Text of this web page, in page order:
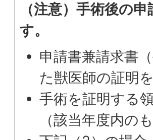
（注意）手術後の
す。
申請書兼請求書
た獣医師の証明
手術を証明する
（該当年度内の